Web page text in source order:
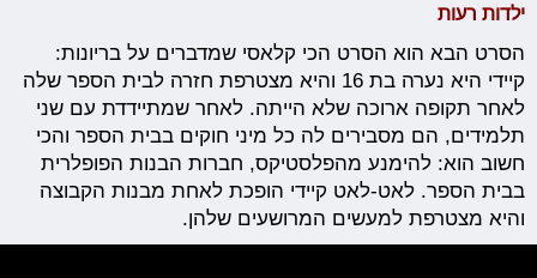
ילדות רעות
הסרט הבא הוא הסרט הכי קלאסי שמדברים על בריונות:
קיידי היא נערה בת 16 והיא מצטרפת חזרה לבית הספר שלה
לאחר תקופה ארוכה שלא הייתה. לאחר שמתיידדת עם שני
תלמידים, הם מסבירים לה כל מיני חוקים בבית הספר והכי
חשוב הוא: להימנע מהפלסטיקס, חברות הבנות הפופלרית
בבית הספר. לאט-לאט קיידי הופכת לאחת מבנות הקבוצה
והיא מצטרפת למעשים המרושעים שלהן.